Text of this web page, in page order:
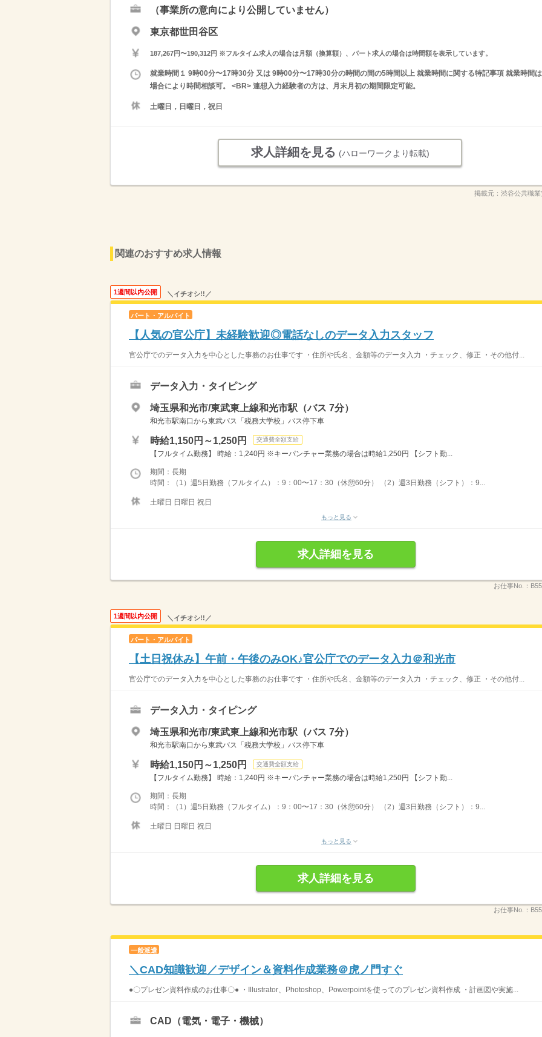
（事業所の意向により公開していません）
東京都世田谷区
187,267円〜190,312円 ※フルタイム求人の場合は月額（換算額）、パート求人の場合は時間額を表示しています。
就業時間１ 9時00分〜17時30分 又は 9時00分〜17時30分の時間の間の5時間以上 就業時間に関する特記事項 就業時間は
場合により時間相談可。 <BR> 連想入力経験者の方は、月末月初の期間限定可能。
土曜日，日曜日，祝日
求人詳細を見る (ハローワークより転載)
掲載元： 渋谷公共職
関連のおすすめ求人情報
1週間以内公開 ＼イチオシ!!／
パート・アルバイト
【人気の官公庁】未経験歓迎◎電話なしのデータ入力スタッフ
官公庁でのデータ入力を中心とした事務のお仕事です ・住所や氏名、金額等のデータ入力 ・チェック、修正 ・その他付...
データ入力・タイピング
埼玉県和光市/東武東上線和光市駅（バス 7分）
和光市駅南口から東武バス「税務大学校」バス停下車
時給1,150円～1,250円 交通費全額支給
【フルタイム勤務】 時給：1,240円 ※キーパンチャー業務の場合は時給1,250円 【シフト勤...
期間：長期
時間：（1）週5日勤務（フルタイム）：9：00〜17：30（休憩60分） （2）週3日勤務（シフト）：9...
土曜日 日曜日 祝日
もっと見る
求人詳細を見る
お仕事No.：
1週間以内公開 ＼イチオシ!!／
パート・アルバイト
【土日祝休み】午前・午後のみOK♪官公庁でのデータ入力＠和光市
官公庁でのデータ入力を中心とした事務のお仕事です ・住所や氏名、金額等のデータ入力 ・チェック、修正 ・その他付...
データ入力・タイピング
埼玉県和光市/東武東上線和光市駅（バス 7分）
和光市駅南口から東武バス「税務大学校」バス停下車
時給1,150円～1,250円 交通費全額支給
【フルタイム勤務】 時給：1,240円 ※キーパンチャー業務の場合は時給1,250円 【シフト勤...
期間：長期
時間：（1）週5日勤務（フルタイム）：9：00〜17：30（休憩60分） （2）週3日勤務（シフト）：9...
土曜日 日曜日 祝日
もっと見る
求人詳細を見る
お仕事No.：
一般派遣
＼CAD知識歓迎／デザイン＆資料作成業務＠虎ノ門すぐ
●〇プレゼン資料作成のお仕事〇● ・Illustrator、Photoshop、Powerpointを使ってのプレゼン資料作成 ・計画図や実施...
CAD（電気・電子・機械）